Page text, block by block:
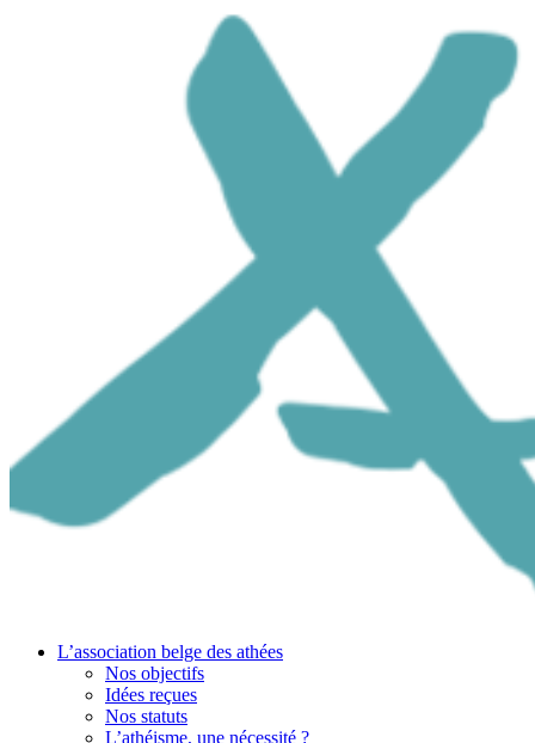
L’association belge des athées
Nos objectifs
Idées reçues
Nos statuts
L’athéisme, une nécessité ?